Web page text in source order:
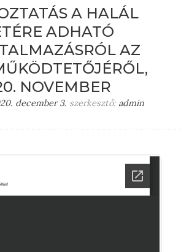
A HALÁL
ADHATÓ
AZ
NOVEMBER
december 3. szerkesztő: admin